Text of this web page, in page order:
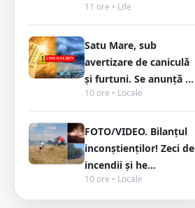
11 ore • Life
Satu Mare, sub
avertizare de caniculă
și furtuni. Se anunță ...
10 ore • Locale
FOTO/VIDEO. Bilanțul
inconștienților! Zeci de
incendii și he...
10 ore • Locale